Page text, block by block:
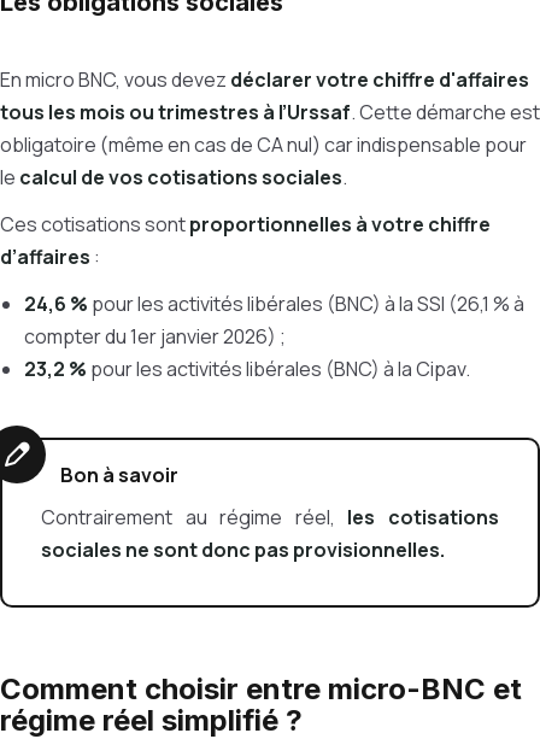
En micro BNC, vous devez déclarer votre chiffre d'affaires
tous les mois ou trimestres à l’Urssaf. Cette démarche est
obligatoire (même en cas de CA nul) car indispensable pour
le calcul de vos cotisations sociales.
Ces cotisations sontproportionnelles à votre chiffre
d’affaires :
24,6 % pour les activités libérales (BNC) à la SSI (26,1 % à
compter du 1er janvier 2026) ;
23,2 % pour les activités libérales (BNC) à la Cipav.
Bon à savoir
Contrairement au régime réel, les cotisations
sociales ne sont donc pas provisionnelles.
Comment choisir entre micro-BNC et
régime réel simplifié ?